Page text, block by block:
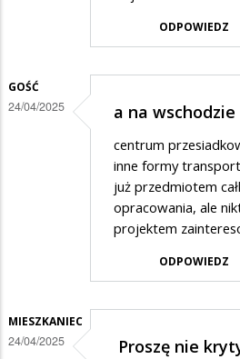
ODPOWIEDZ
GOŚĆ
24/04/2025 a na
centrum
inne formy
już przedmiotem
opracowania, ale
projektem
ODPOWIEDZ
MIESZKANIEC
24/04/2025 Proszę nie